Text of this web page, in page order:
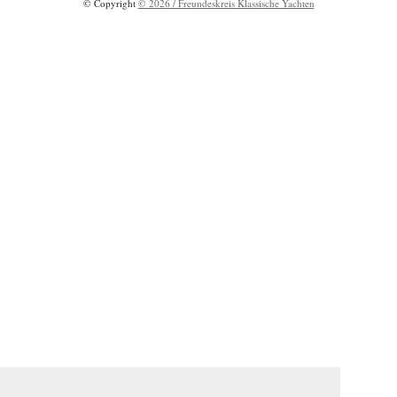
© Copyright © 2026 / Freundeskreis Klassische Yachten